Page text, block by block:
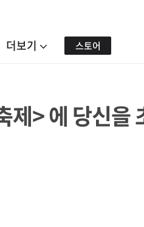
더보기 스토어
제> 에 당신을